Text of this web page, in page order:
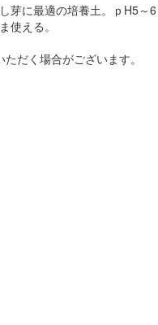
芽に最適の培養土。ｐH5～6
使える。
だく場合がございます。